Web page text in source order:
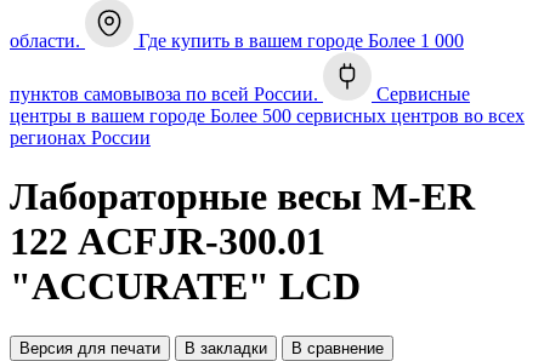
области. Где купить в вашем городе Более 1 000
пунктов самовывоза по всей России.
Сервисные
центры в вашем городе Более 500 сервисных центров во всех
регионах России
Лабораторные весы M-ER
122 АCFJR-300.01
"ACCURATE" LСD
Версия для печати В закладки В сравнение